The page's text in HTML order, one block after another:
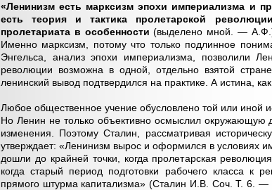
«Ленинизм есть марксизм эпохи империализма и
есть теория и тактика пролетарской
пролетариата в особенности (выделено мной. —
Именно марксизм, потому что только подлинное
Энгельса, анализ эпохи империализма, позволили
революции возможна в одной, отдельно взятой
ленинский вывод подтвердился на практике. А истина,
Любое общественное учение обусловлено той или иной
Но Ленин не только объективно осмыслил окружающую
изменения. Поэтому Сталин, рассматривая
утверждает: «Ленинизм вырос и оформился в условиях
дошли до крайней точки, когда пролетарская
когда старый период подготовки рабочего класса к
прямого штурма капитализма» (Сталин И.В. Соч. Т. 6.